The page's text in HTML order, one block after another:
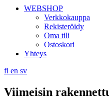
WEBSHOP
Verkkokauppa
Rekisteröidy
Oma tili
Ostoskori
Yhteys
fi en sv
Viimeisin